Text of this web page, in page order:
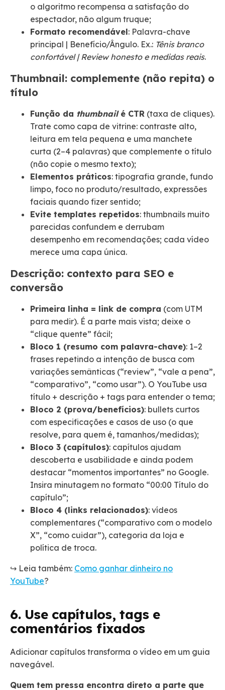
o algoritmo recompensa a satisfação do
espectador, não algum truque;
Formato recomendável: Palavra-chave
principal | Benefício/Ângulo. Ex.: Tênis branco
confortável | Review honesto e medidas reais.
Thumbnail: complemente (não repita) o
título
Função da thumbnail é CTR (taxa de cliques).
Trate como capa de vitrine: contraste alto,
leitura em tela pequena e uma manchete
curta (2–4 palavras) que complemente o título
(não copie o mesmo texto);
Elementos práticos: tipografia grande, fundo
limpo, foco no produto/resultado, expressões
faciais quando fizer sentido;
Evite templates repetidos: thumbnails muito
parecidas confundem e derrubam
desempenho em recomendações; cada vídeo
merece uma capa única.
Descrição: contexto para SEO e
conversão
Primeira linha = link de compra (com UTM
para medir). É a parte mais vista; deixe o
“clique quente” fácil;
Bloco 1 (resumo com palavra-chave): 1–2
frases repetindo a intenção de busca com
variações semânticas (“review”, “vale a pena”,
“comparativo”, “como usar”). O YouTube usa
título + descrição + tags para entender o tema;
Bloco 2 (prova/benefícios): bullets curtos
com especificações e casos de uso (o que
resolve, para quem é, tamanhos/medidas);
Bloco 3 (capítulos): capítulos ajudam
descoberta e usabilidade e ainda podem
destacar “momentos importantes” no Google.
Insira minutagem no formato “00:00 Título do
capítulo”;
Bloco 4 (links relacionados): vídeos
complementares (“comparativo com o modelo
X”, “como cuidar”), categoria da loja e
política de troca.
↪️ Leia também: Como ganhar dinheiro no
YouTube?
6. Use capítulos, tags e
comentários fixados
Adicionar capítulos transforma o vídeo em um guia
navegável.
Quem tem pressa encontra direto a parte que